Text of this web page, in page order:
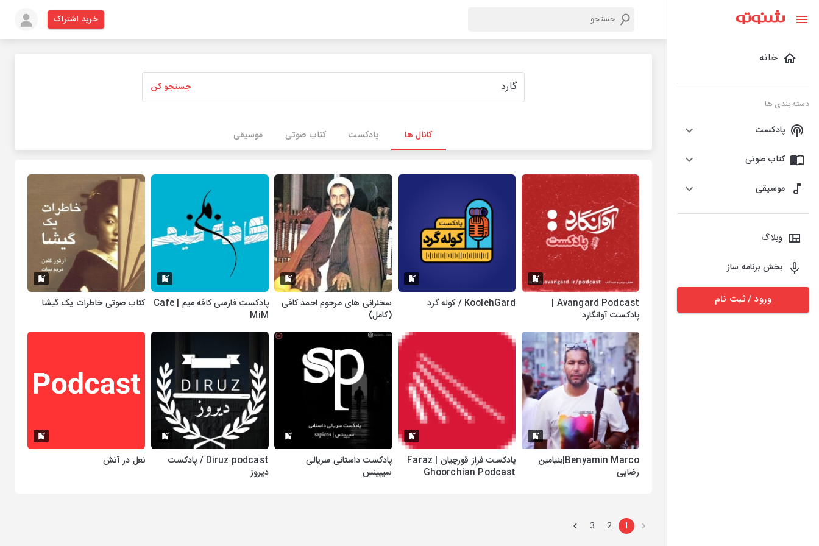
خانه
دسته بندی ها
پادکست
کتاب صوتی
موسیقی
وبلاگ
بخش برنامه ساز
ورود / ثبت نام
خرید اشتراک
جستجو کن
کانال ها پادکست کتاب صوتی موسیقی
Avangard Podcast |
پادکست آوانگارد
KoolehGard / کوله گرد
سخنرانی های مرحوم احمد کافی
(کامل)
پادکست فارسی کافه میم | Cafe
MiM
کتاب صوتی خاطرات یک گیشا
Benyamin Marco|بنیامین
رضایی
پادکست فراز قورچیان | Faraz
Ghoorchian Podcast
پادکست داستانی سریالی
سیپینس
Diruz podcast / پادکست
دیروز
نعل در آتش
1
2
3